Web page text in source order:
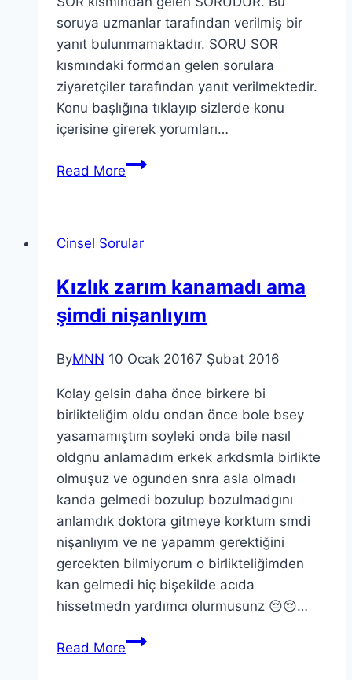
soruya uzmanlar tarafından verilmiş bir
yanıt bulunmamaktadır. SORU SOR
kısmındaki formdan gelen sorulara
ziyaretçiler tarafından yanıt verilmektedir.
Konu başlığına tıklayıp sizlerde konu
içerisine girerek yorumları…
Read More
Cinsel Sorular
Kızlık zarım kanamadı ama
şimdi nişanlıyım
ByMNN 10 Ocak 20167 Şubat 2016
Kolay gelsin daha önce birkere bi
birlikteliğim oldu ondan önce bole bsey
yasamamıştım soyleki onda bile nasıl
oldgnu anlamadım erkek arkdsmla birlikte
olmuşuz ve ogunden snra asla olmadı
kanda gelmedi bozulup bozulmadgını
anlamdık doktora gitmeye korktum smdi
nişanlıyım ve ne yapamm gerektiğini
gercekten bilmiyorum o birlikteliğimden
kan gelmedi hiç bişekilde acıda
hissetmedn yardımcı olurmusunz 😔😔…
Read More